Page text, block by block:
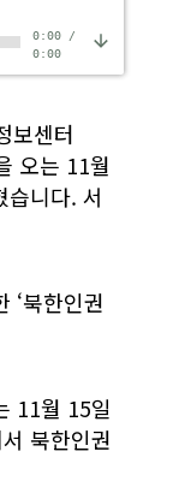
0:00/
0:00
보센터
오는 11월
니다. 서
‘북한인권
11월 15일
북한인권